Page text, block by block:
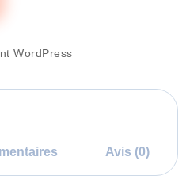
WordPress
Avis (0)